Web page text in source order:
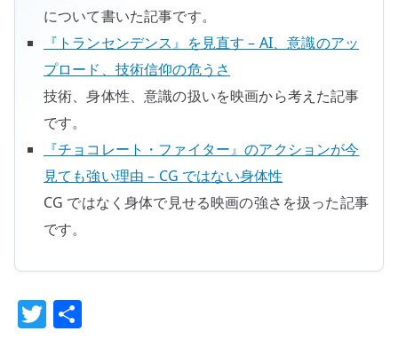
について書いた記事です。
『トランセンデンス』を見直す – AI、意識のアッ
プロード、技術信仰の危うさ
技術、身体性、意識の扱いを映画から考えた記事
です。
『チョコレート・ファイター』のアクションが今
見ても強い理由 – CG ではない身体性
CG ではなく身体で見せる映画の強さを扱った記事
です。
T